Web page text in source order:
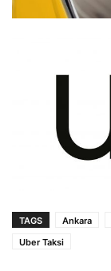
TAGS Ankara
Uber Taksi